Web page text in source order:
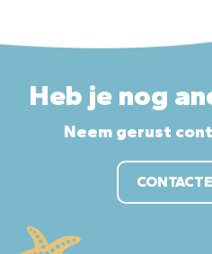
Heb je nog
Neem gerust